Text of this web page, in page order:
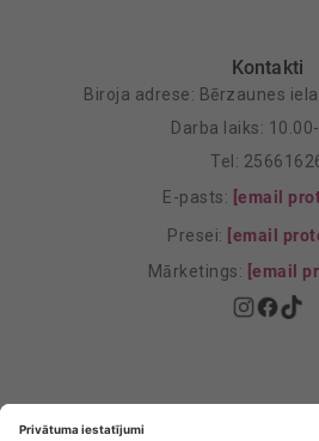
Kontakti
Biroja adrese: Bērzaunes
Darba laiks:
Tel:
E-pasts: [email
Presei: [email
Mārketings: [email